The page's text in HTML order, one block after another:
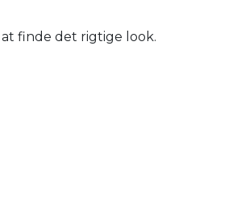
finde det rigtige look.